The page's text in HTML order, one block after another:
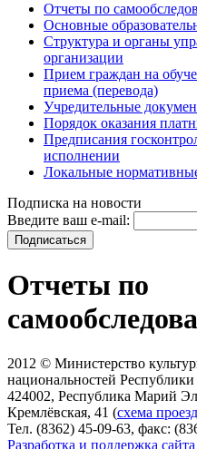
Отчеты по
Основные
Структура и органы
организации
Прием граждан на
приема (перевода)
Учредительные
Порядок оказания
Предписания
исполнении
Локальные
Подписка на новости
Введите ваш e-mail:
Отчеты по
2012 © Министерство
национальностей
424002, Республика Марий
Кремлёвская, 41 (схема
Тел. (8362) 45-09-63, факс:
Разработка и поддержка